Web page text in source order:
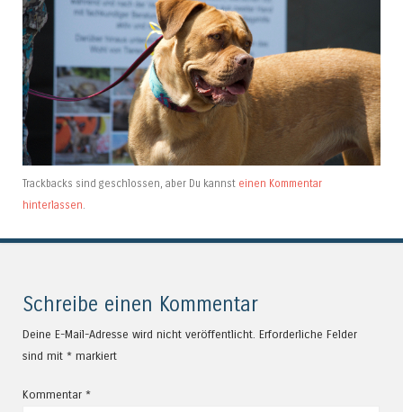
Trackbacks sind geschlossen, aber Du kannst einen Kommentar
hinterlassen.
Schreibe einen Kommentar
Deine E-Mail-Adresse wird nicht veröffentlicht. Erforderliche Felder
sind mit * markiert
Kommentar *